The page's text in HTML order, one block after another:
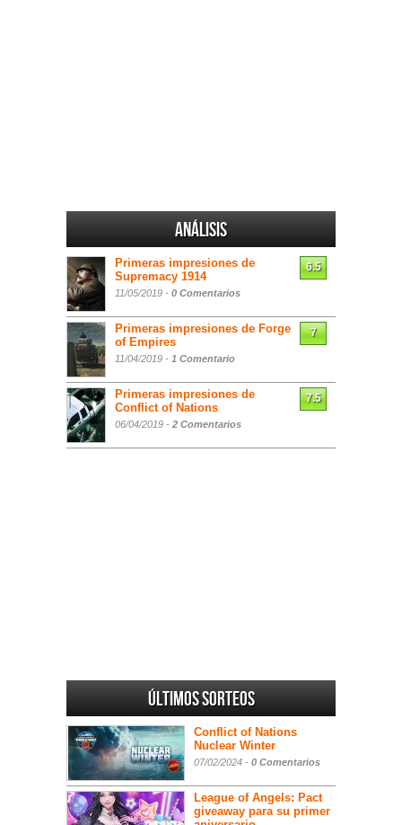
Análisis
Primeras impresiones de
Supremacy 1914
11/05/2019 - 0 Comentarios
6.5
Primeras impresiones de Forge
of Empires
11/04/2019 - 1 Comentario
7
Primeras impresiones de
Conflict of Nations
06/04/2019 - 2 Comentarios
7.5
Últimos sorteos
Conflict of Nations
Nuclear Winter
07/02/2024 - 0 Comentarios
League of Angels: Pact
giveaway para su primer